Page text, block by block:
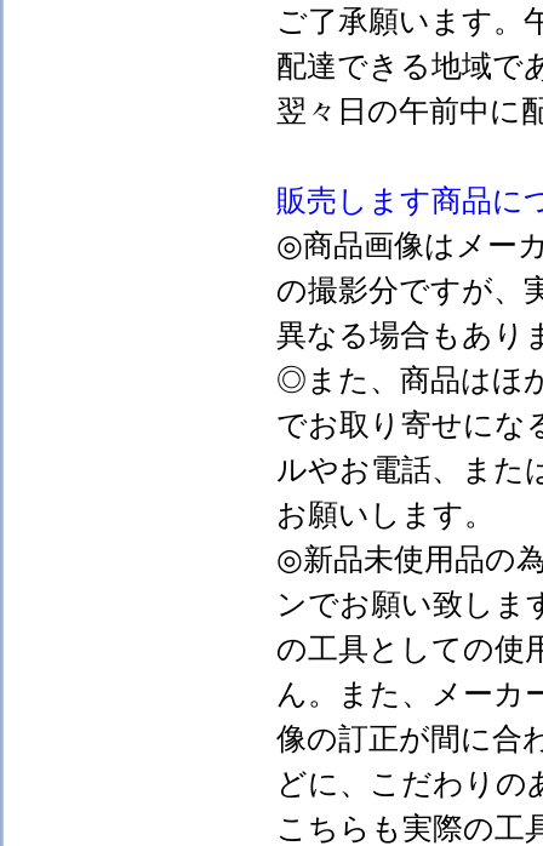
ご了承願います。
配達できる地域で
翌々日の午前中に
販売します商品に
◎商品画像はメー
の撮影分ですが、
異なる場合もあり
◎また、商品はほ
でお取り寄せにな
ルやお電話、また
お願いします。
◎新品未使用品の
ンでお願い致しま
の工具としての使
ん。また、メーカ
像の訂正が間に合
どに、こだわりの
こちらも実際の工